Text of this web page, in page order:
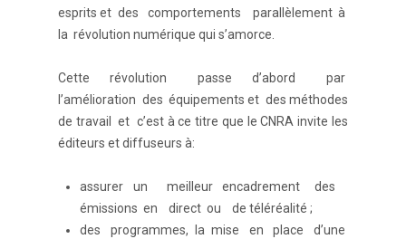
esprits et des comportements parallèlement à
la révolution numérique qui s’amorce.
Cette révolution passe d’abord par
l’amélioration des équipements et des méthodes
de travail et c’est à ce titre que le CNRA invite les
éditeurs et diffuseurs à:
assurer un meilleur encadrement des
émissions en direct ou de téléréalité ;
des programmes, la mise en place d’une